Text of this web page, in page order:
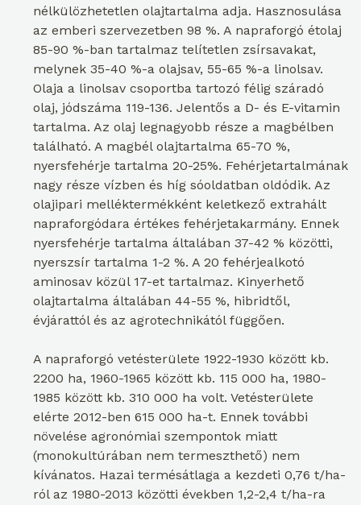
nélkülözhetetlen olajtartalma adja. Hasznosulása
az emberi szervezetben 98 %. A napraforgó étolaj
85-90 %-ban tartalmaz telítetlen zsírsavakat,
melynek 35-40 %-a olajsav, 55-65 %-a linolsav.
Olaja a linolsav csoportba tartozó félig száradó
olaj, jódszáma 119-136. Jelentős a D- és E-vitamin
tartalma. Az olaj legnagyobb része a magbélben
található. A magbél olajtartalma 65-70 %,
nyersfehérje tartalma 20-25%. Fehérjetartalmának
nagy része vízben és híg sóoldatban oldódik. Az
olajipari melléktermékként keletkező extrahált
napraforgódara értékes fehérjetakarmány. Ennek
nyersfehérje tartalma általában 37-42 % közötti,
nyerszsír tartalma 1-2 %. A 20 fehérjealkotó
aminosav közül 17-et tartalmaz. Kinyerhető
olajtartalma általában 44-55 %, hibridtől,
évjárattól és az agrotechnikától függően.
A napraforgó vetésterülete 1922-1930 között kb.
2200 ha, 1960-1965 között kb. 115 000 ha, 1980-
1985 között kb. 310 000 ha volt. Vetésterülete
elérte 2012-ben 615 000 ha-t. Ennek további
növelése agronómiai szempontok miatt
(monokultúrában nem termeszthető) nem
kívánatos. Hazai termésátlaga a kezdeti 0,76 t/ha-
ról az 1980-2013 közötti években 1,2-2,4 t/ha-ra